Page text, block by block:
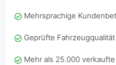
Mehrsprachige
Geprüfte Fahrzeugqualität
Mehr als 25.000